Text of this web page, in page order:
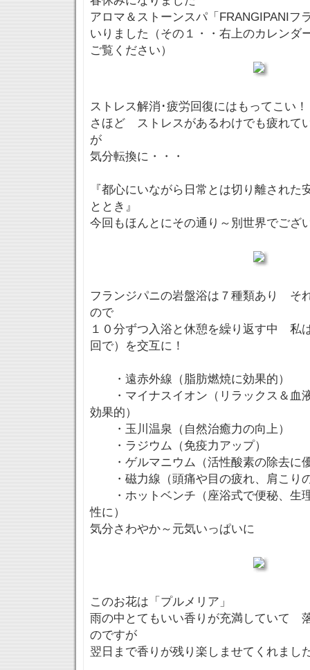
アロマ＆ストーンスパ「FRANGIPANIフ
いりました（その１・・右上のカレンダ
ご覧ください）
ストレス解消･疲労回復にはもってこい！
さほど ストレスがあるわけでも疲れて
が
気分転換に・・・
『都心にいながら日常とは切り離された
ととき』
今回もほんとにその通り～別世界でござ
フランジパニの岩盤浴は７種類あり そ
ので
１０分ずつ入浴と休憩を繰り返す中 私
回で）を交互に！
・遠赤外線（脂肪燃焼に効果的）
・マイナスイオン（リラックス＆血
効果的）
・玉川温泉（自然治癒力の向上）
・ラジウム（免疫力アップ）
・ゲルマニウム（活性酸素の除去に
・磁力線（頭痛や目の疲れ、肩こり
・ホットベンチ（座浴式で便秘、生
性に）
気分さわやか～元気いっぱいに
このお花は「プルメリア」
雨の中とてもいい香りが充満していて
のですが
翌日まで香りが残り楽しませてくれまし